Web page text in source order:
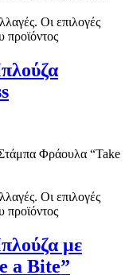
Οι επιλογές
προϊόντος
Οι επιλογές
προϊόντος
με
a Bite”